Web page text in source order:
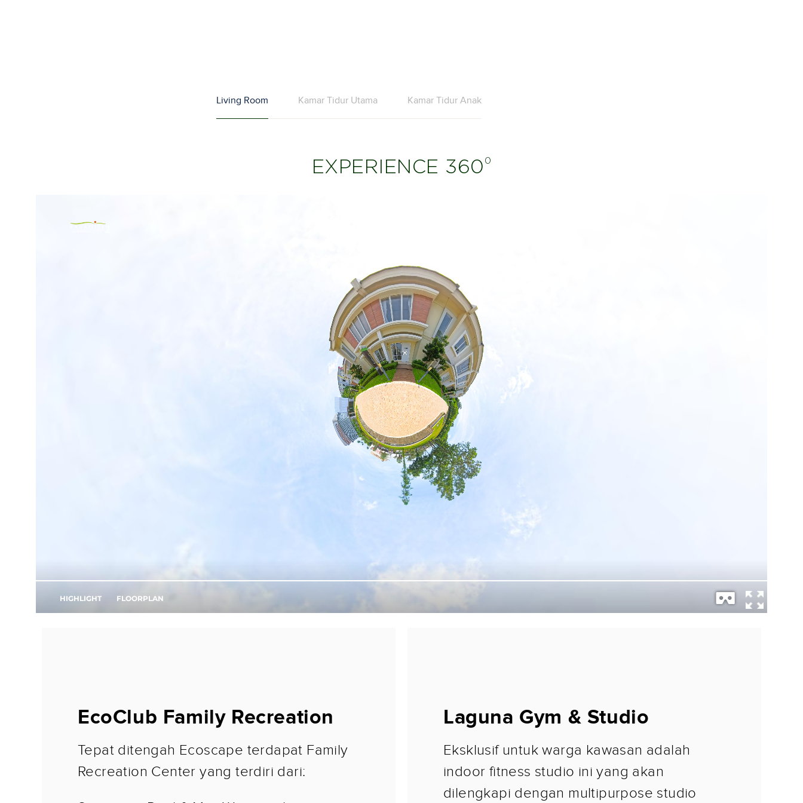
Living Room Kamar Tidur Utama Kamar Tidur Anak
EXPERIENCE 360 0
EcoClub Family Recreation
Tepat ditengah Ecoscape terdapat Family
Recreation Center yang terdiri dari:
Laguna Gym & Studio
Eksklusif untuk warga kawasan adalah
indoor fitness studio ini yang akan
dilengkapi dengan multipurpose studio